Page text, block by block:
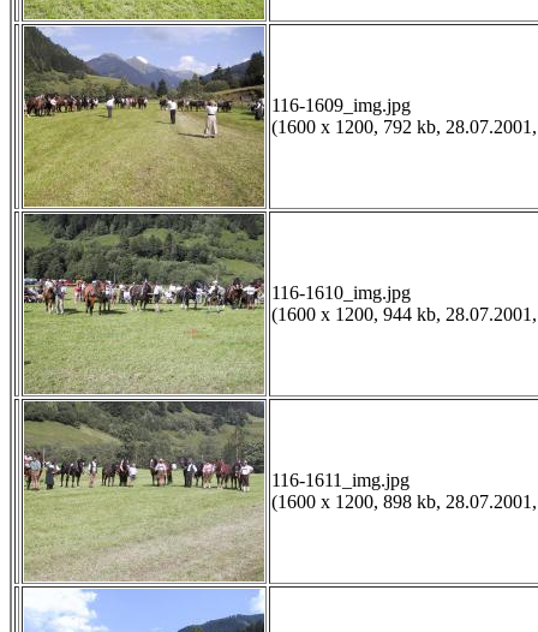
116-1609_img.jpg
(1600 x 1200, 792 kb,
116-1610_img.jpg
(1600 x 1200, 944 kb,
116-1611_img.jpg
(1600 x 1200, 898 kb,